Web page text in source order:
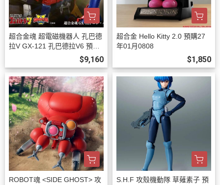
超合金魂 超電磁機器人 孔巴德
拉V GX-121 孔巴德拉V6 預購2
$9,160
超合金 Hello Kitty 2.0 預購27
年01月0808
$1,850
ROBOT魂 <SIDE GHOST> 攻
S.H.F 攻殼機動隊 草薙素子 預